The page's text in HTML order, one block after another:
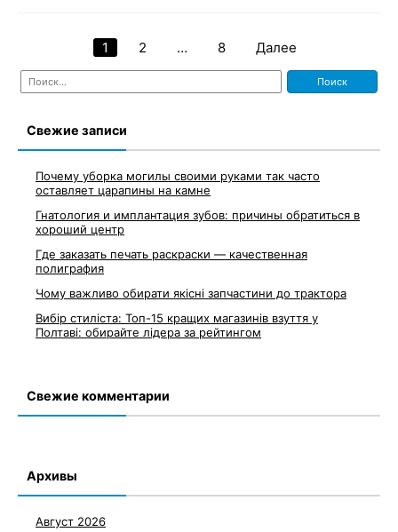
Навигация
по
1 2 … 8 Далее
Найти:
Свежие записи
Почему уборка могилы своими руками так часто
оставляет царапины на камне
Гнатология и имплантация зубов: причины обратиться в
хороший центр
Где заказать печать раскраски — качественная
полиграфия
Чому важливо обирати якісні запчастини до трактора
Вибір стиліста: Топ-15 кращих магазинів взуття у
Полтаві: обирайте лідера за рейтингом
Свежие комментарии
Архивы
Август 2026